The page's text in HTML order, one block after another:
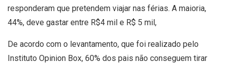
responderam que pretendem viajar nas férias. A maioria,
44%, deve gastar entre R$4 mil e R$ 5 mil,
De acordo com o levantamento, que foi realizado pelo
Instituto Opinion Box, 60% dos pais não conseguem tirar